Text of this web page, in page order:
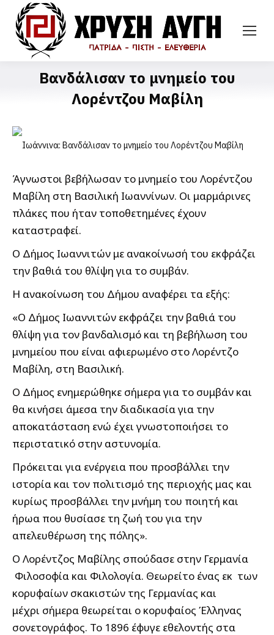
Βανδάλισαν το μνημείο του
Λορέντζου Μαβίλη
Άγνωστοι βεβήλωσαν το μνημείο του Λορέντζου
Μαβίλη στη Βασιλική Ιωαννίνων. Οι μαρμάρινες
πλάκες που ήταν τοποθετημένες έχουν
καταστραφεί.
Ο Δήμος Ιωαννιτών με ανακοίνωσή του εκφράζει
την βαθιά του θλίψη για το συμβάν.
Η ανακοίνωση του Δήμου αναφέρει τα εξής:
«Ο Δήμος Ιωαννιτών εκφράζει την βαθιά του
θλίψη για τον βανδαλισμό και τη βεβήλωση του
μνημείου που είναι αφιερωμένο στο Λορέντζο
Μαβίλη, στη Βασιλική.
Ο Δήμος ενημερώθηκε σήμερα για το συμβάν και
θα κινήσει άμεσα την διαδικασία για την
αποκατάσταση ενώ έχει γνωστοποιήσει το
περιστατικό στην αστυνομία.
Πρόκειται για ενέργεια που προσβάλλει την
ιστορία και τον πολιτισμό της περιοχής μας και
κυρίως προσβάλλει την μνήμη του ποιητή και
ήρωα που θυσίασε τη ζωή του για την
απελευθέρωση της πόλης».
Ο Λορέντζος Μαβίλης σπούδασε στην Γερμανία
Φιλοσοφία και Φιλολογία. Θεωρείτο ένας εκ των
κορυφαίων σκακιστών της Γερμανίας και
μέχρι σήμερα θεωρείται ο κορυφαίος Έλληνας
σονετογράφος. Το 1896 έφυγε εθελοντής στα